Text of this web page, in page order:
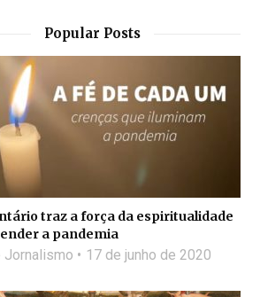
Popular Posts
traz a força da espiritualidade
a pandemia
Jornalismo 17 de junho de 2020